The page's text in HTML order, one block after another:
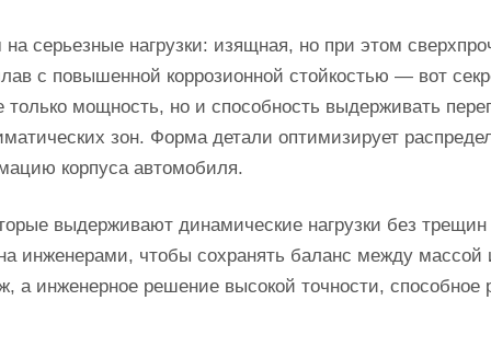
серьезные нагрузки: изящная, но при этом
с повышенной коррозионной стойкостью — вот
только мощность, но и способность выдерживать
зон. Форма детали оптимизирует
корпуса автомобиля.
выдерживают динамические нагрузки без
инженерами, чтобы сохранять баланс между массой
а инженерное решение высокой точности, способное